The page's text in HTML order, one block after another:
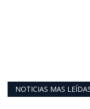
NOTICIAS MAS